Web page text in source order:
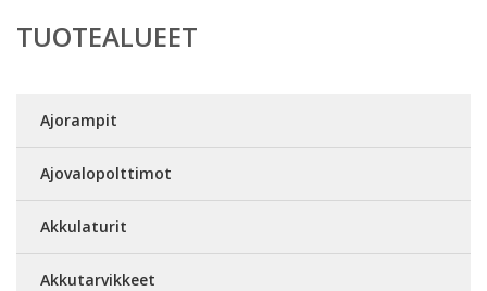
TUOTEALUEET
Ajorampit
Ajovalopolttimot
Akkulaturit
Akkutarvikkeet